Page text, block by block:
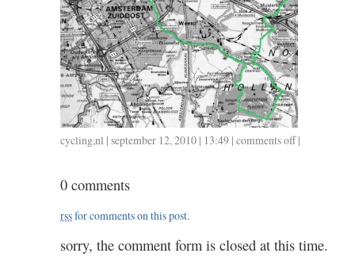
cycling,nl | september 12, 2010 | 13:49 | comments offon
|
0 comments
rssfor comments on this post.
sorry, the comment form is closed at this time.